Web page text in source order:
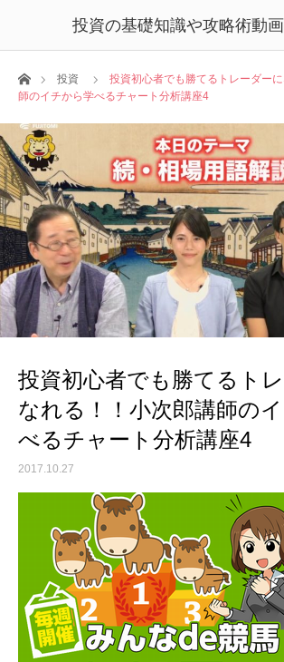
投資の基礎知識や攻略術動
ホーム投資
投資初心者でも勝てるトレーダー
師のイチから学べるチャート分析講座4
投資初心者でも勝てるト
なれる！！小次郎講師の
べるチャート分析講座4
2017.10.27